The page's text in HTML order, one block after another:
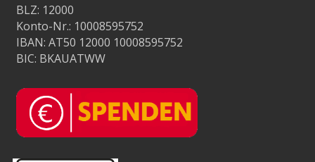
BLZ: 12000
Konto-Nr.: 10008595752
IBAN: AT50 12000 10008595752
BIC: BKAUATWW